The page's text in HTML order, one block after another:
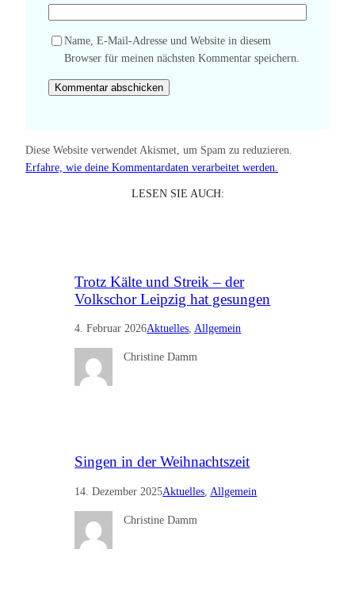
Name, E-Mail-Adresse und Website in diesem
Browser für meinen nächsten Kommentar speichern.
Diese Website verwendet Akismet, um Spam zu reduzieren.
Erfahre, wie deine Kommentardaten verarbeitet werden.
LESEN SIE AUCH:
Trotz Kälte und Streik – der
Volkschor Leipzig hat gesungen
4. Februar 2026Aktuelles Allgemein
Christine Damm
Singen in der Weihnachtszeit
14. Dezember 2025Aktuelles Allgemein
Christine Damm